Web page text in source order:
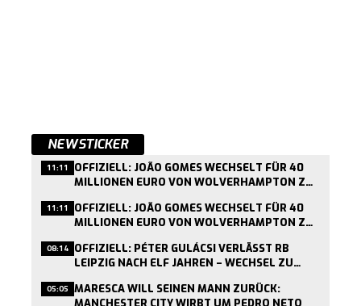
NEWSTICKER
11:11 OFFIZIELL: JOÃO GOMES WECHSELT FÜR 40
MILLIONEN EURO VON WOLVERHAMPTON ZU
11:11 OFFIZIELL: JOÃO GOMES WECHSELT FÜR 40
MILLIONEN EURO VON WOLVERHAMPTON ZU
08:14 OFFIZIELL: PÉTER GULÁCSI VERLÄSST RB
LEIPZIG NACH ELF JAHREN – WECHSEL ZU
05:05 MARESCA WILL SEINEN MANN ZURÜCK:
MANCHESTER CITY WIRBT UM PEDRO NETO